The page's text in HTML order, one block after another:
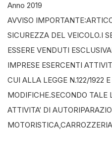
Anno 2019
AVVISO
SICUREZZA DEL VEICOLO.I
ESSERE VENDUTI
IMPRESE ESERCENTI
CUI ALLA LEGGE N.122/1922
MODIFICHE.SECONDO TALE
ATTIVITA’ DI